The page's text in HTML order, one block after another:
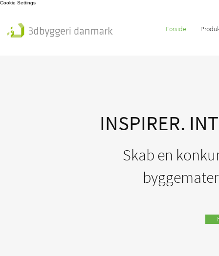
Cookie Settings
Forside
INSPIRER.
Skab en